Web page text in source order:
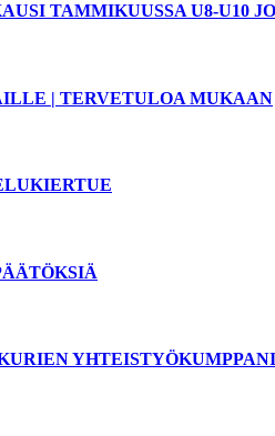
TAMMIKUUSSA U8-U10
| TERVETULOA MUKAAN